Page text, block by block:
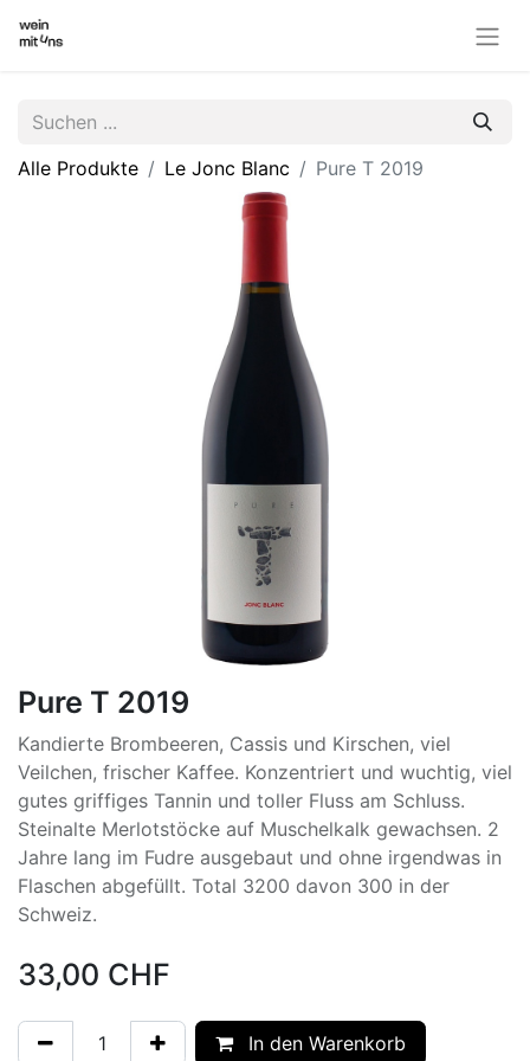
Alle Produkte Le Jonc Blanc Pure T 2019
Pure T 2019
Kandierte Brombeeren, Cassis und Kirschen, viel
Veilchen, frischer Kaffee. Konzentriert und wuchtig, viel
gutes griffiges Tannin und toller Fluss am Schluss.
Steinalte Merlotstöcke auf Muschelkalk gewachsen. 2
Jahre lang im Fudre ausgebaut und ohne irgendwas in
Flaschen abgefüllt. Total 3200 davon 300 in der
Schweiz.
33,00 CHF
In den Warenkorb